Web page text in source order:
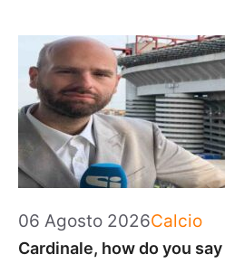
06 Agosto 2026Categorie
Calcio
Cardinale, how do you say